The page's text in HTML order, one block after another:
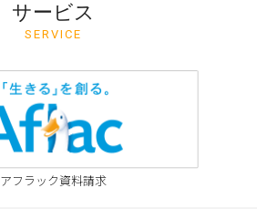
サービス
SERVICE
アフラック資料請求